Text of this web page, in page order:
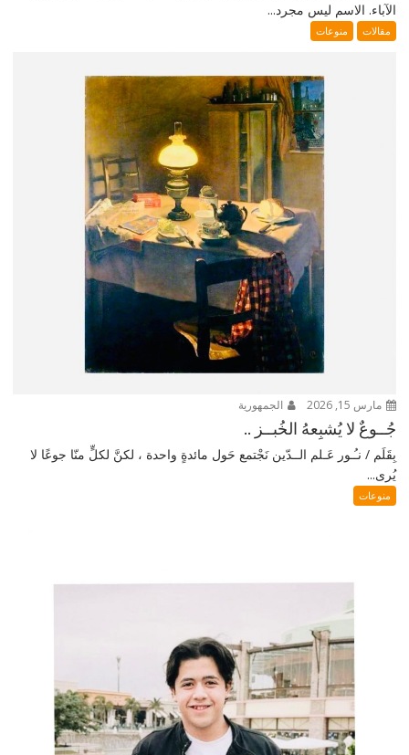
الآباء. الاسم ليس مجرد...
مقالات منوعات
مارس 15, 2026 الجمهورية
جُــوعٌ لا يُشبِعهُ الخُبــز ..
بِقَلَم / نـُـور عَـلم الــدّين نَجْتمع حَول مائدةٍ واحدة ، لكنَّ لكلٍّ منّا جوعًا لا
يُرى...
منوعات